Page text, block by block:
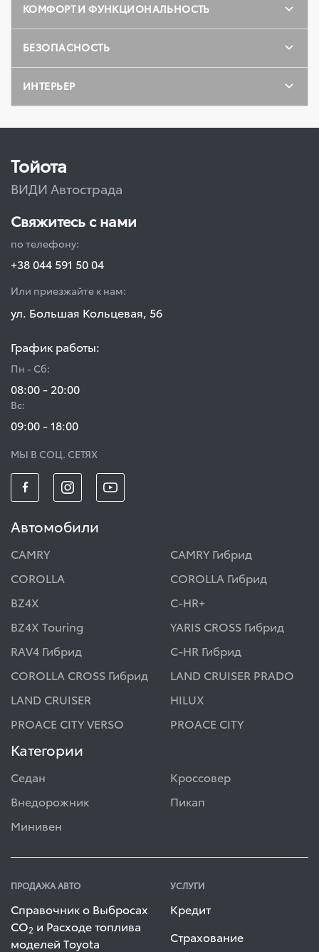
КОМФОРТ И ФУНКЦИОНАЛЬНОСТЬ
БЕЗОПАСНОСТЬ
ИНТЕРЬЕР
Тойота
ВИДИ Автострада
Свяжитесь с нами
по телефону:
+38 044 591 50 04
Или приезжайте к нам:
ул. Большая Кольцевая, 56
График работы:
Пн - Сб:
08:00 - 20:00
Вс:
09:00 - 18:00
МЫ В СОЦ. СЕТЯХ
Автомобили
CAMRY
CAMRY Гибрид
COROLLA
COROLLA Гибрид
BZ4X
C-HR+
BZ4X Touring
YARIS CROSS Гибрид
RAV4 Гибрид
C-HR Гибрид
COROLLA CROSS Гибрид
LAND CRUISER PRADO
LAND CRUISER
HILUX
PROACE CITY VERSO
PROACE CITY
Категории
Седан
Кроссовер
Внедорожник
Пикап
Минивен
ПРОДАЖА АВТО
Справочник о Выбросах
СО2 и Расходе топлива
моделей Toyota
УСЛУГИ
Кредит
Страхование